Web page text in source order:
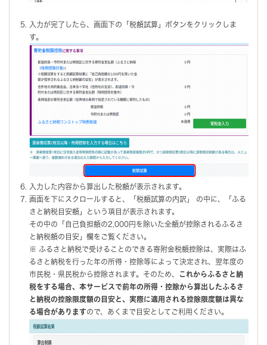
入力が完了したら、画面下の「税額試算」ボタンをクリックしま
す。
入力した内容から算出した税額が表示されます。
画面を下にスクロールすると、「税額試算の内訳」 の中に、「ふる
さと納税目安額」という項目が表示されます。
その中の「自己負担額の2,000円を除いた全額が控除されるふるさ
と納税額の目安」欄をご覧ください。
※ ふるさと納税で受けることのできる寄附金税額控除は、実際はふ
るさと納税を行った年の所得・控除等によって決定され、翌年度の
市民税・県民税から控除されます。そのため、
これからふるさと納
税をする場合、本サービスで前年の所得・控除から算出したふるさ
と納税の控除限度額の目安と、実際に適用される控除限度額は異な
る場合がありますので、あくまで目安としてご利用ください。